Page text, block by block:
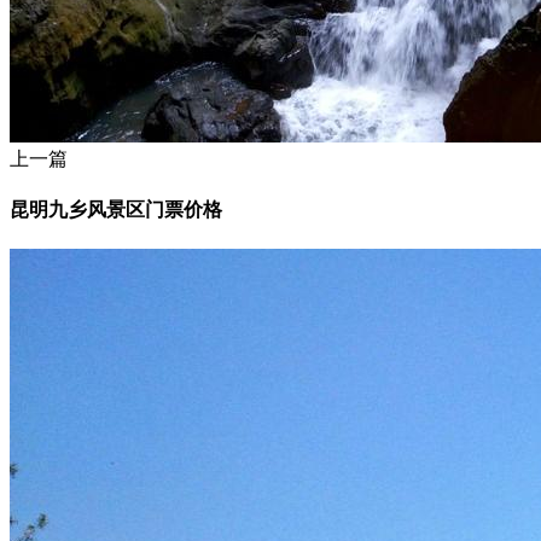
上一篇
昆明九乡风景区门票价格